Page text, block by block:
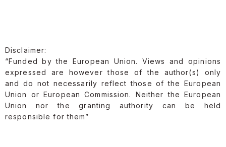
Disclaimer:
“Funded by the European Union. Views and opinions
expressed are however those of the author(s) only
and do not necessarily reflect those of the European
Union or European Commission. Neither the European
Union nor the granting authority can be held
responsible for them”